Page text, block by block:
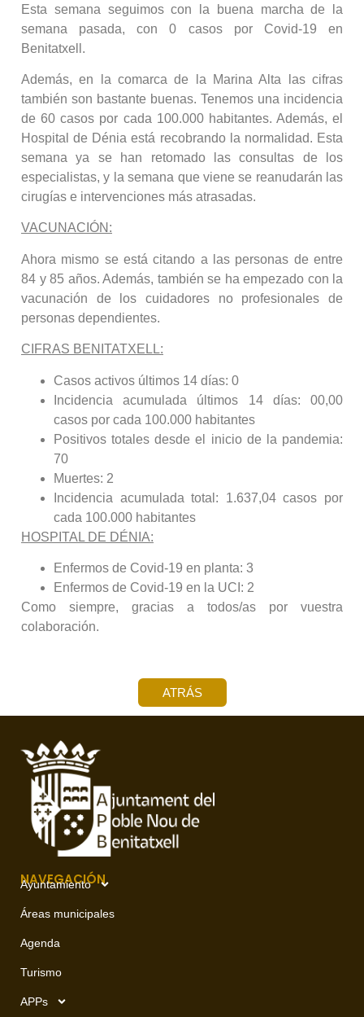
Esta semana seguimos con la buena marcha de la
semana pasada, con 0 casos por Covid-19 en
Benitatxell.
Además, en la comarca de la Marina Alta las cifras
también son bastante buenas. Tenemos una incidencia
de 60 casos por cada 100.000 habitantes. Además, el
Hospital de Dénia está recobrando la normalidad. Esta
semana ya se han retomado las consultas de los
especialistas, y la semana que viene se reanudarán las
cirugías e intervenciones más atrasadas.
VACUNACIÓN:
Ahora mismo se está citando a las personas de entre
84 y 85 años. Además, también se ha empezado con la
vacunación de los cuidadores no profesionales de
personas dependientes.
CIFRAS BENITATXELL:
Casos activos últimos 14 días: 0
Incidencia acumulada últimos 14 días: 00,00
casos por cada 100.000 habitantes
Positivos totales desde el inicio de la pandemia:
70
Muertes: 2
Incidencia acumulada total: 1.637,04 casos por
cada 100.000 habitantes
HOSPITAL DE DÉNIA:
Enfermos de Covid-19 en planta: 3
Enfermos de Covid-19 en la UCI: 2
Como siempre, gracias a todos/as por vuestra
colaboración.
ATRÁS
NAVEGACIÓN
Ayuntamiento
Áreas municipales
Agenda
Turismo
APPs